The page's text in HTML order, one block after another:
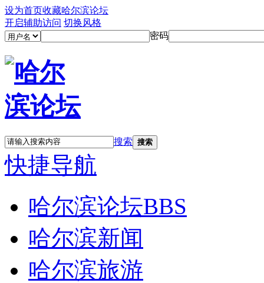
设为首页收藏哈尔滨论坛
开启辅助访问 切换风格
密码
搜索 搜索
快捷导航
哈尔滨论坛BBS
哈尔滨新闻
哈尔滨旅游